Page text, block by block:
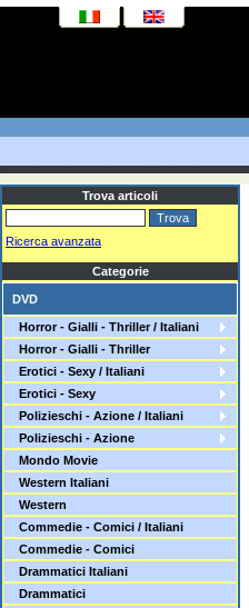
Trova articoli
Ricerca avanzata
Categorie
DVD
Horror - Gialli - Thriller / Italiani
Horror - Gialli - Thriller
Erotici - Sexy / Italiani
Erotici - Sexy
Polizieschi - Azione / Italiani
Polizieschi - Azione
Mondo Movie
Western Italiani
Western
Commedie - Comici / Italiani
Commedie - Comici
Drammatici Italiani
Drammatici